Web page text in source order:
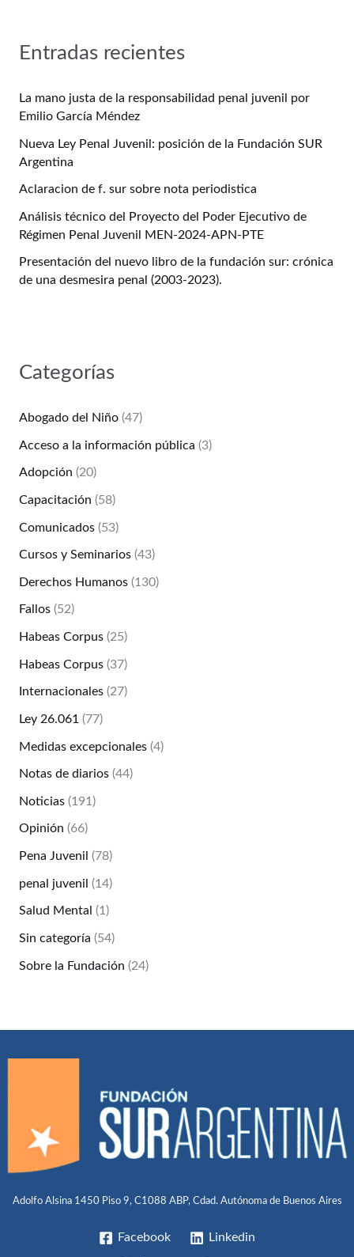
Entradas recientes
La mano justa de la responsabilidad penal juvenil por
Emilio García Méndez
Nueva Ley Penal Juvenil: posición de la Fundación SUR
Argentina
Aclaracion de f. sur sobre nota periodistica
Análisis técnico del Proyecto del Poder Ejecutivo de
Régimen Penal Juvenil MEN-2024-APN-PTE
Presentación del nuevo libro de la fundación sur: crónica
de una desmesira penal (2003-2023).
Categorías
Abogado del Niño(47)
Acceso a la información pública (3)
Adopción (20)
Capacitación (58)
Comunicados(53)
Cursos y Seminarios(43)
Derechos Humanos(130)
Fallos(52)
Habeas Corpus(25)
Habeas Corpus(37)
Internacionales(27)
Ley 26.061 (77)
Medidas excepcionales(4)
Notas de diarios(44)
Noticias(191)
Opinión (66)
Pena Juvenil (78)
penal juvenil (14)
Salud Mental (1)
Sin categoría (54)
Sobre la Fundación (24)
Adolfo Alsina 1450 Piso 9, C1088 ABP, Cdad. Autónoma de Buenos Aires
Facebook Linkedin